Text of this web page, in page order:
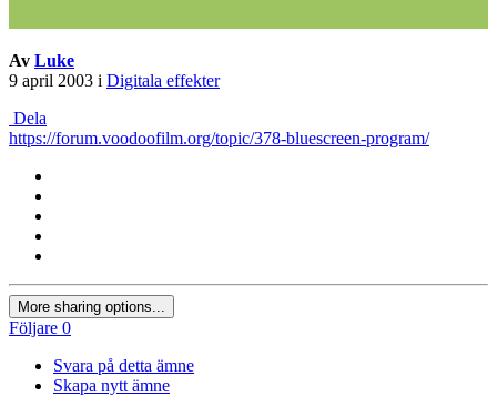
Av Luke
9 april 2003 i Digitala effekter
Dela
https://forum.voodoofilm.org/topic/378-bluescreen-program/
More sharing options...
Följare 0
Svara på detta ämne
Skapa nytt ämne